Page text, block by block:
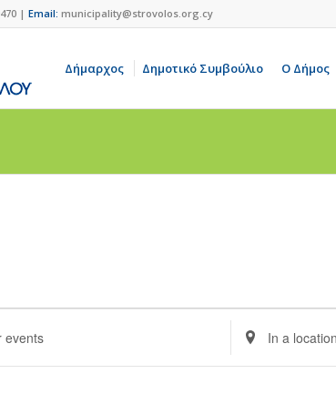
| Email: municipality@strovolos.org.cy
Δήμαρχος Δημοτικό Συμβούλιο Ο Δήμος
Enter
Location.
Search